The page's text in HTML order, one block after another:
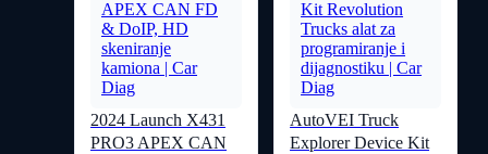
2024 Launch X431
PRO3 APEX CAN
AutoVEI Truck
Explorer Device Kit